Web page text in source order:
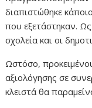
διαπιστώθηκε
που εξετάστηκαν.
σχολεία και οι
Ωστόσο,
αξιολόγησης σε
κλειστά θα